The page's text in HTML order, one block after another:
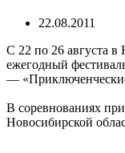
22.08.2011
С 22 по 26 августа в
ежегодный
—
В соревнованиях
Новосибирской